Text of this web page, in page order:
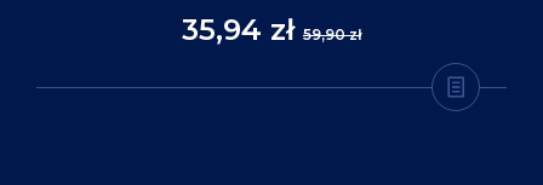
35,94 zł 59,90 zł